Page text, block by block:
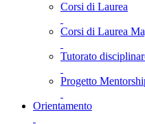
Corsi di Laurea
Corsi di Laurea
Tutorato
Progetto
Orientamento